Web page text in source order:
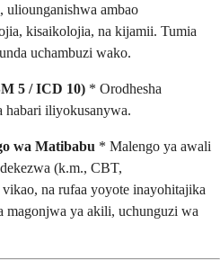
uliounganishwa ambao
kisaikolojia, na kijamii. Tumia
uchambuzi wako.
5 / ICD 10) * Orodhesha
habari iliyokusanywa.
wa Matibabu * Malengo ya awali
(k.m., CBT,
na rufaa yoyote inayohitajika
ya akili, uchunguzi wa